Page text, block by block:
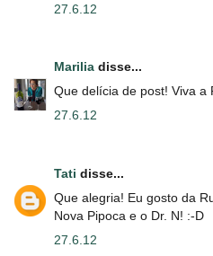
27.6.12
Marilia disse...
Que delícia de post! Viva a
27.6.12
Tati disse...
Que alegria! Eu gosto da
Nova Pipoca e o Dr. N! :-D
27.6.12